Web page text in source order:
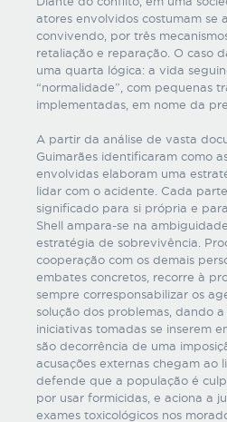
atores envolvidos costumam se
convivendo, por três
retaliação e reparação. O caso
uma quarta lógica: a vida
“normalidade”, com pequenas
implementadas, em nome da
A partir da análise de vasta
Guimarães identificaram como
envolvidas elaboram uma
lidar com o acidente. Cada
significado para si própria e
Shell ampara-se na
estratégia de sobrevivência.
cooperação com os demais
embates concretos, recorre à
sempre corresponsabilizar os
solução dos problemas, dando
iniciativas tomadas se inserem
são decorrência de uma
acusações externas chegam ao
defende que a população é
por usar formicidas, e aciona a
exames toxicológicos nos